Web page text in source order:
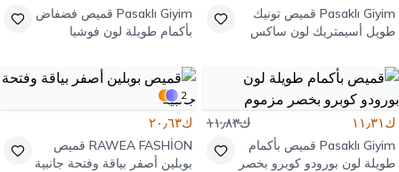
Pasaklı Giyim قميص تونيك
طويل أسيمتريك لون ساكس
Pasaklı Giyim قميص فضفاض
بأكمام طويلة لون فوشيا
ك١١٫٣١ ك١١٫٨٣
Pasaklı Giyim قميص بأكمام
طويلة لون بورودو كوبرو بخصر
2
ك٢٠٫٦٣
RAWEA FASHİON قميص
بوبلين أصفر بياقة وفتحة جانبية